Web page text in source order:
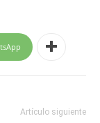
Artículo siguiente